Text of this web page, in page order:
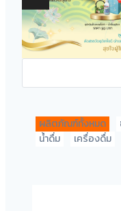
ผลิตภัณฑ์ทั้งหมด
น้ำดื่ม
เครื่องดื่ม